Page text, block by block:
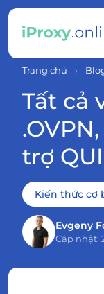
Trang chủ ›
Tất cả
trợ
Kiến thức cơ
Evgeny
Cập nhật: